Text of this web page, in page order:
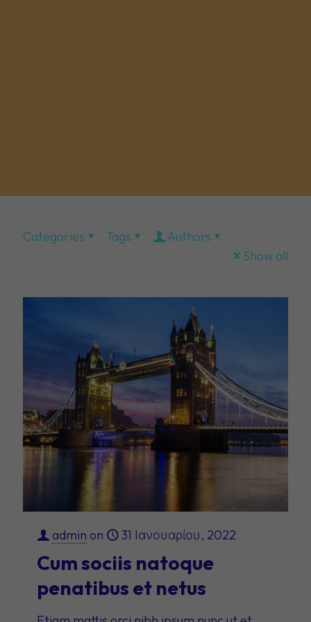
Categories Tags
Authors
Show all
admin on 31 Ιανουαρίου, 2022
Cum sociis natoque
penatibus et netus